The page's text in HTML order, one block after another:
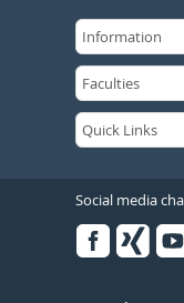
Social media